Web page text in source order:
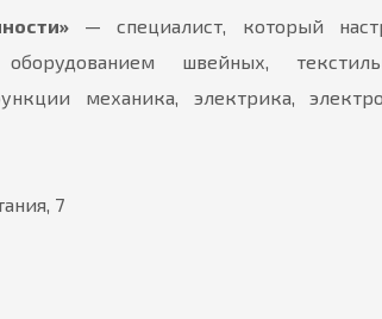
— специалист, который
швейных,
механика, электрика,
7